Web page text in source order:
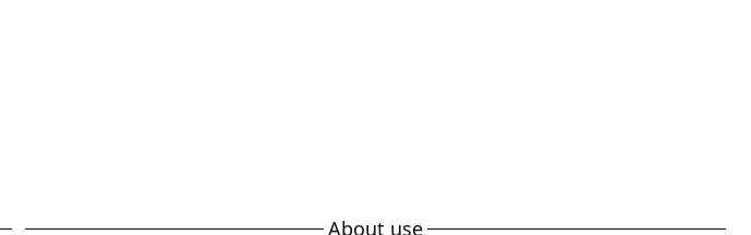
About use